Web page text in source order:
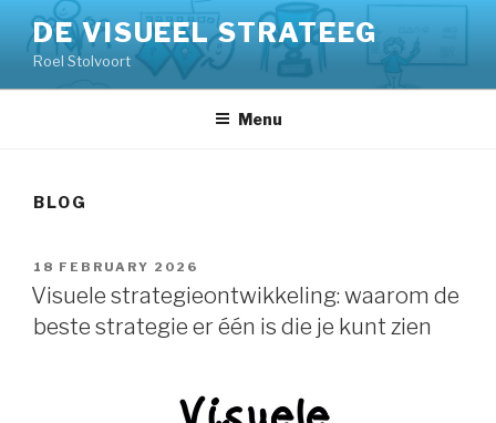
content
DE VISUEEL STRATEEG
Roel Stolvoort
Menu
BLOG
POSTED
ON
18 FEBRUARY 2026
Visuele strategieontwikkeling: waarom de
beste strategie er één is die je kunt zien